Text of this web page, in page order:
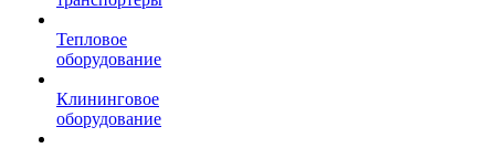
Тепловое
оборудование
Клининговое
оборудование